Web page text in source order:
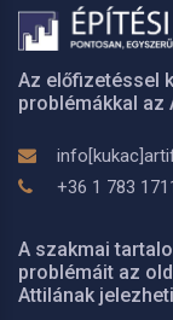
Az előfizetéssel
problémákkal
+36 1 783
A szakmai
problémáit az
Attilának